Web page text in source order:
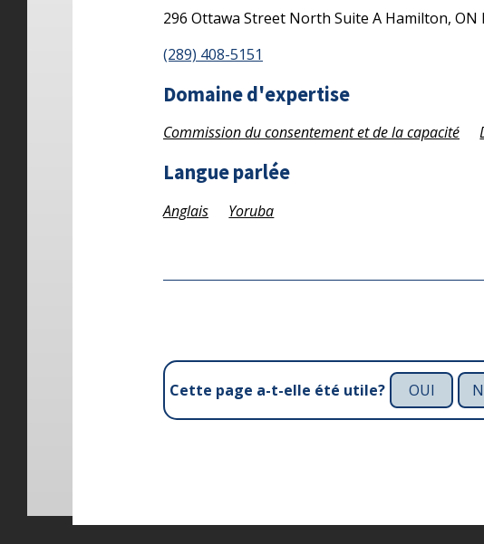
296 Ottawa Street North Suite A Hamilton, ON
(289) 408-5151
Domaine d'expertise
Commission du consentement et de la capacité
Langue parlée
Anglais Yoruba
Cette page a-t-elle été utile? OUI